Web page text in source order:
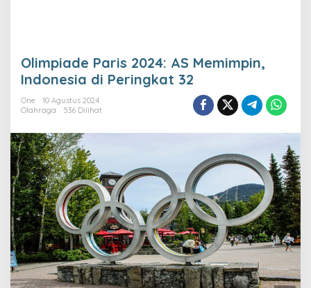
Olimpiade Paris 2024: AS Memimpin,
Indonesia di Peringkat 32
One
10 Agustus 2024
Olahraga
536 Dilihat